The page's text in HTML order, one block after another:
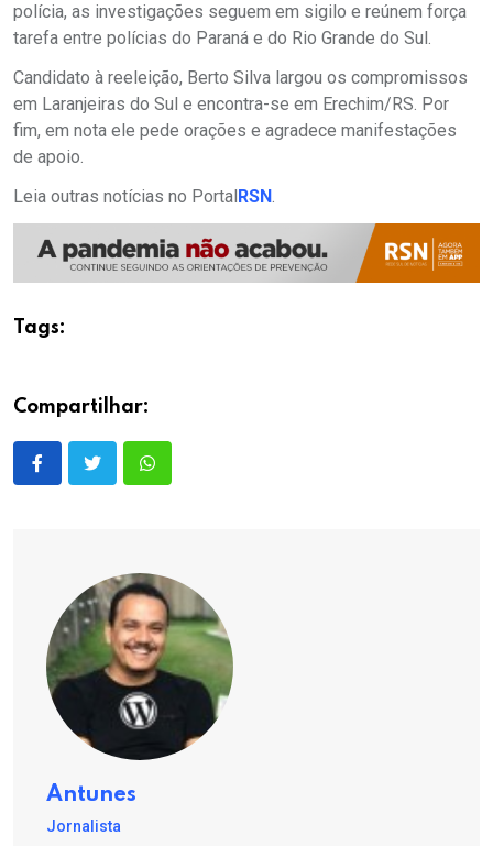
polícia, as investigações seguem em sigilo e reúnem força
tarefa entre polícias do Paraná e do Rio Grande do Sul.
Candidato à reeleição, Berto Silva largou os compromissos
em Laranjeiras do Sul e encontra-se em Erechim/RS. Por
fim, em nota ele pede orações e agradece manifestações
de apoio.
Leia outras notícias no Portal RSN.
Tags:
Compartilhar:
Antunes
Jornalista